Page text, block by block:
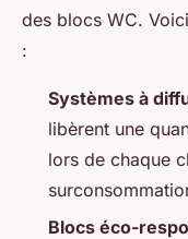
des blocs WC.
:
Systèmes à
libèrent une
lors de chaque
Blocs éco-